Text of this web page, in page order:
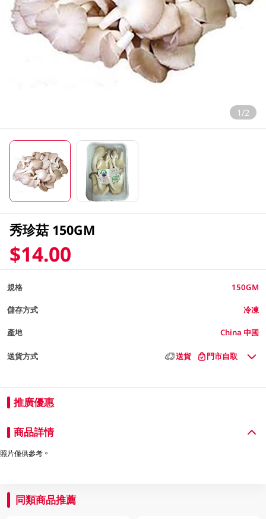
1/2
秀珍菇 150GM
$14.00
規格 150GM
儲存方式 冷凍
產地 China 中國
送貨方式 送貨 門市自取
推廣優惠
商品詳情
照片僅供參考。
同類商品推薦